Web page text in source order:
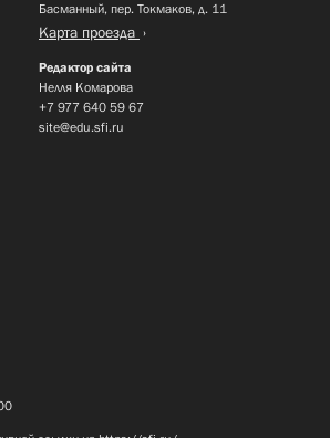
Басманный, пер. Токмаков, д. 11
Карта проезда
Редактор сайта
Нелля Комарова
+7 977 640 59 67
site@edu.sfi.ru